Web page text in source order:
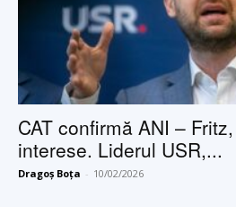
CAT confirmă ANI –
interese. Liderul USR,...
Dragoș Boța - 10/02/2026